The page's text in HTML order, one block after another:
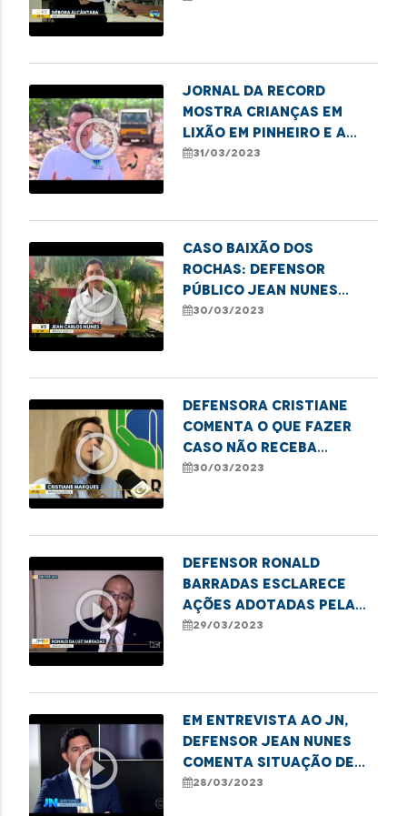
play_circle_outline
Jornal da Record
mostra crianças em
lixão em Pinheiro e a
atuação da DPE/MA em
31/03/2023
play_circle_outline
Caso Baixão dos
Rochas: Defensor
público Jean Nunes
acompanha inspeção na
30/03/2023
play_circle_outline
Defensora Cristiane
comenta o que fazer
caso não receba
socorro em acidentes
30/03/2023
play_circle_outline
Defensor Ronald
Barradas esclarece
ações adotadas pela
DPE/MA para minimizar
Buriticupu
29/03/2023
play_circle_outline
Em entrevista ao JN,
Defensor Jean Nunes
comenta situação de
comunidade em São
28/03/2023